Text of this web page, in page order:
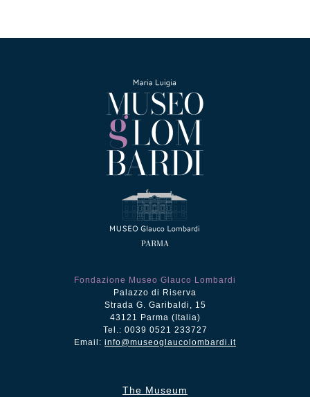
Fondazione Museo Glauco Lombardi
Palazzo di Riserva
Strada G. Garibaldi, 15
43121 Parma (Italia)
Tel.: 0039 0521 233727
Email: info@museoglaucolombardi.it
The Museum